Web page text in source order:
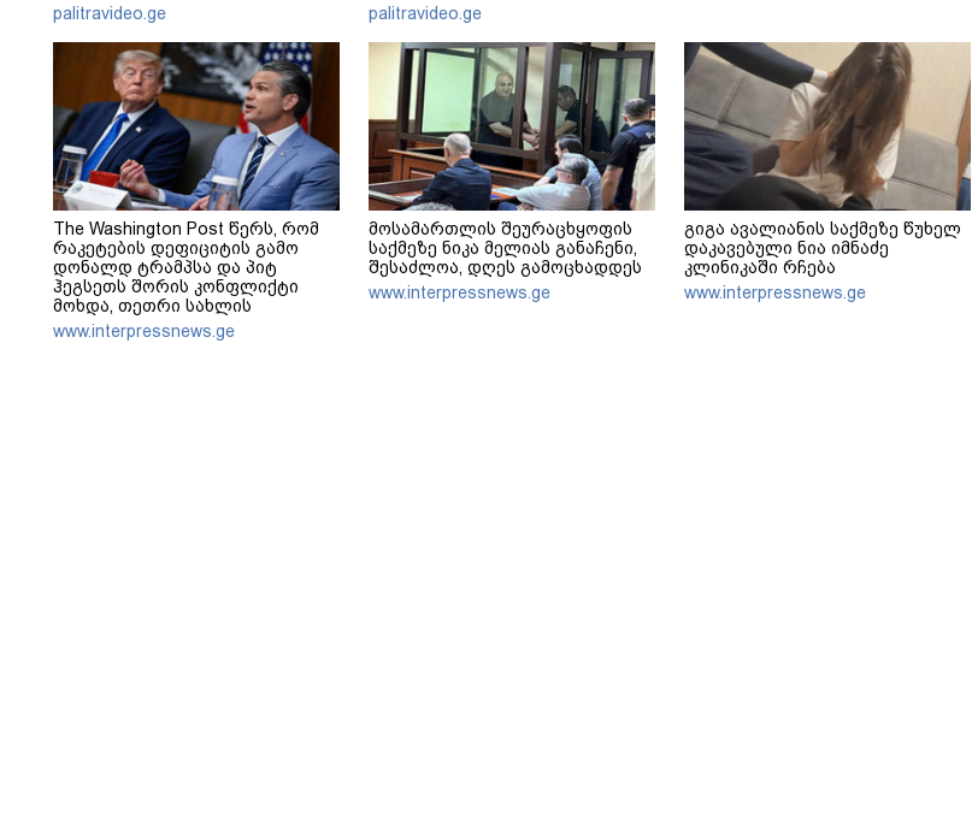
palitravideo.ge
palitravideo.ge
The Washington Post წერს, რომ
რაკეტების დეფიციტის გამო
დონალდ ტრამპსა და პიტ
ჰეგსეთს შორის კონფლიქტი
მოხდა, თეთრი სახლის
პრესსპიკერმა კი აღნიშნულ
ინფორმაციას „100%-ით ფეიკ
www.interpressnews.ge
მოსამართლის შეურაცხყოფის
საქმეზე ნიკა მელიას განაჩენი,
შესაძლოა, დღეს გამოცხადდეს
www.interpressnews.ge
გიგა ავალიანის საქმეზე წუხელ
დაკავებული ნია იმნაძე
კლინიკაში რჩება
www.interpressnews.ge